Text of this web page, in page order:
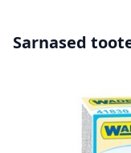
Sarnased